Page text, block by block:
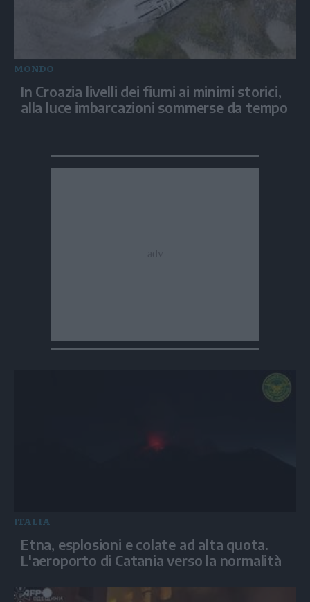
MONDO
In Croazia livelli dei fiumi ai minimi storici,
alla luce imbarcazioni sommerse da tempo
ITALIA
Etna, esplosioni e colate ad alta quota.
L'aeroporto di Catania verso la normalità